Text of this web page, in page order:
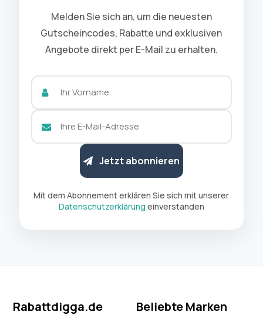
Melden Sie sich an, um die neuesten
Gutscheincodes, Rabatte und exklusiven
Angebote direkt per E-Mail zu erhalten.
Jetzt abonnieren
Mit dem Abonnement erklären Sie sich mit unserer
Datenschutzerklärung einverstanden
Rabattdigga.de Beliebte Marken